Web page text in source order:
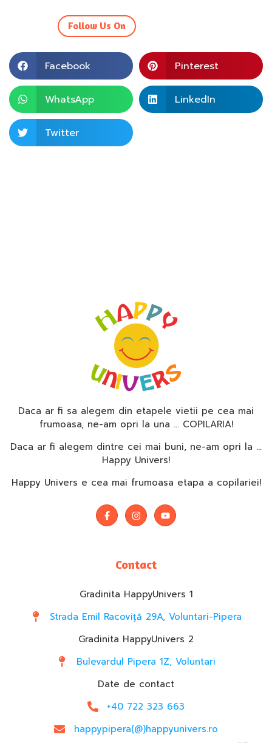
Follow Us On
Facebook Pinterest
WhatsApp LinkedIn
Twitter
Daca ar fi sa alegem din etapele vietii pe cea mai
frumoasa, ne-am opri la una … COPILARIA!
Daca ar fi alegem dintre cei mai buni, ne-am opri la …
Happy Univers!
Happy Univers e cea mai frumoasa etapa a copilariei!
Contact
Gradinita HappyUnivers 1
Strada Emil Racoviță 29A, Voluntari-Pipera
Gradinita HappyUnivers 2
Bulevardul Pipera 1Z, Voluntari
Date de contact
+40 722 323 663
happypipera(@)happyunivers.ro